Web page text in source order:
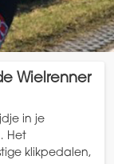
Wielrenner
in je
Het
klikpedalen,